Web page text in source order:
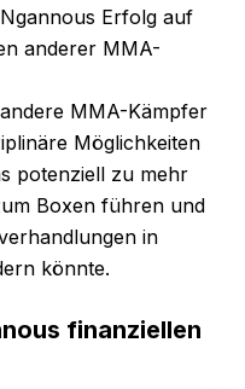
Erfolg auf
anderer MMA-
MMA-Kämpfer
Möglichkeiten
potenziell zu mehr
Boxen führen und
in
könnte.
finanziellen